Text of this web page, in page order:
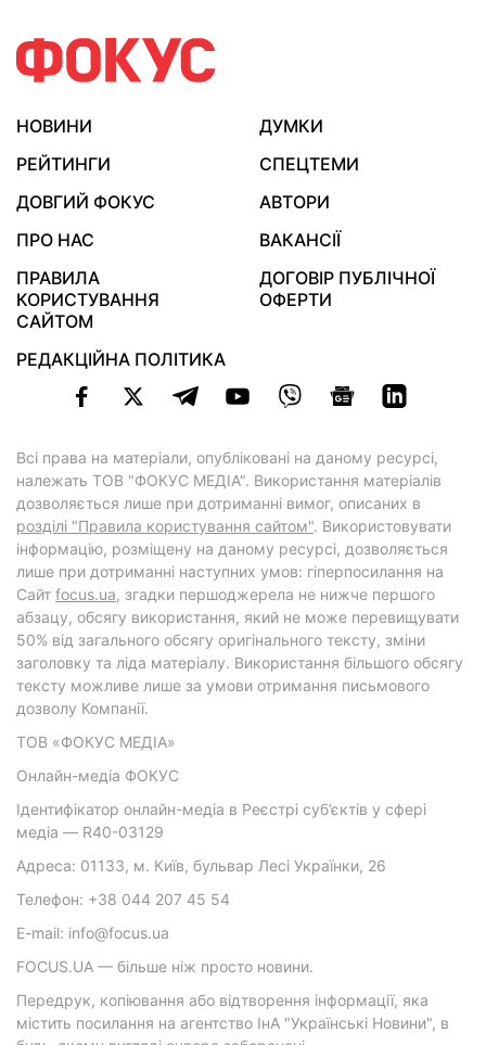
НОВИНИ
ДУМКИ
РЕЙТИНГИ
СПЕЦТЕМИ
ДОВГИЙ ФОКУС
АВТОРИ
ПРО НАС
ВАКАНСІЇ
ПРАВИЛА
КОРИСТУВАННЯ
САЙТОМ
ДОГОВІР ПУБЛІЧНОЇ
ОФЕРТИ
РЕДАКЦІЙНА ПОЛІТИКА
Всі права на матеріали, опубліковані на даному ресурсі,
належать ТОВ "ФОКУС МЕДІА". Використання матеріалів
дозволяється лише при дотриманні вимог, описаних в
розділі "Правила користування сайтом". Використовувати
інформацію, розміщену на даному ресурсі, дозволяється
лише при дотриманні наступних умов: гіперпосилання на
Cайт focus.ua, згадки першоджерела не нижче першого
абзацу, обсягу використання, який не може перевищувати
50% від загального обсягу оригінального тексту, зміни
заголовку та ліда матеріалу. Використання більшого обсягу
тексту можливе лише за умови отримання письмового
дозволу Компанії.
ТОВ «ФОКУС МЕДІА»
Онлайн-медіа ФОКУС
Ідентифікатор онлайн-медіа в Реєстрі суб’єктів у сфері
медіа — R40-03129
Адреса: 01133, м. Київ, бульвар Лесі Українки, 26
Телефон: +38 044 207 45 54
E-mail: info@focus.ua
FOCUS.UA — більше ніж просто новини.
Передрук, копіювання або відтворення інформації, яка
містить посилання на агентство ІнА "Українські Новини", в